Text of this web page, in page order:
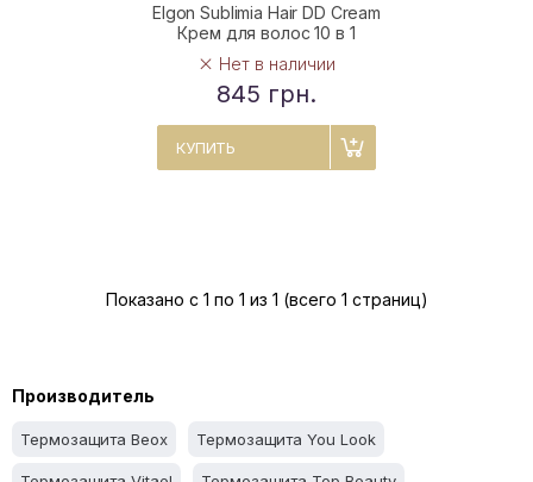
Elgon Sublimia Hair DD Cream
Крем для волос 10 в 1
Нет в наличии
845 грн.
КУПИТЬ
Показано с 1 по 1 из 1 (всего 1 страниц)
Производитель
Термозащита Beox Термозащита You Look